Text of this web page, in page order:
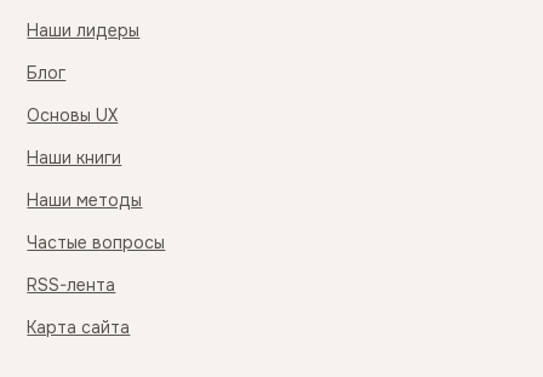
Наши лидеры
Блог
Основы UX
Наши книги
Наши методы
Частые вопросы
RSS-лента
Карта сайта